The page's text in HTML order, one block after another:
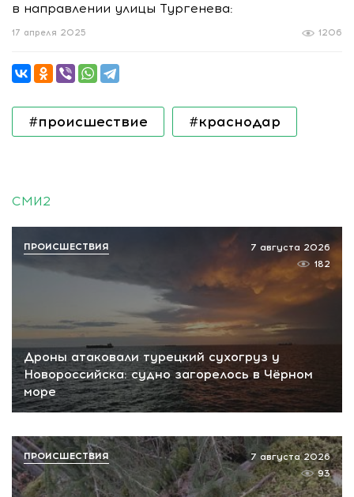
в направлении улицы Тургенева:
1206
17 апреля 2025
#происшествие #краснодар
СМИ2
Дроны атаковали турецкий сухогруз у
Новороссийска: судно загорелось в Чёрном
море
7 августа 2026
182
ПРОИСШЕСТВИЯ
7 августа 2026
93
ПРОИСШЕСТВИЯ